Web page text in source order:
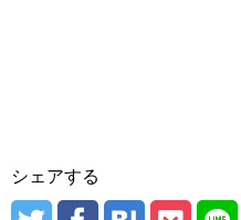
シェアする